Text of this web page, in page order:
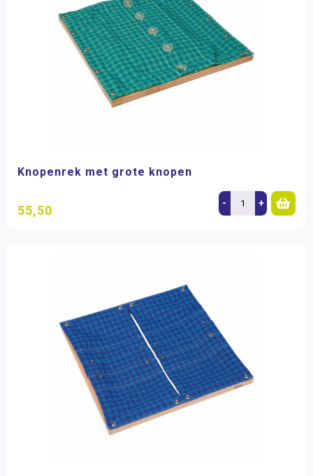
Knopenrek met grote knopen
55,50 - +